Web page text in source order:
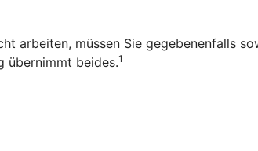
arbeiten, müssen Sie gegebenenfalls
übernimmt beides.1